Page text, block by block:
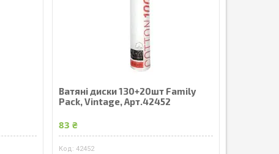
Ватяні диски 130+20шт Family
Pack, Vintage, Арт.42452
83 ₴
42452